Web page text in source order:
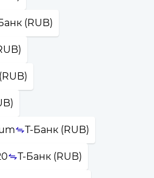
(RUB)
Т-Банк (RUB)
Т-Банк (RUB)